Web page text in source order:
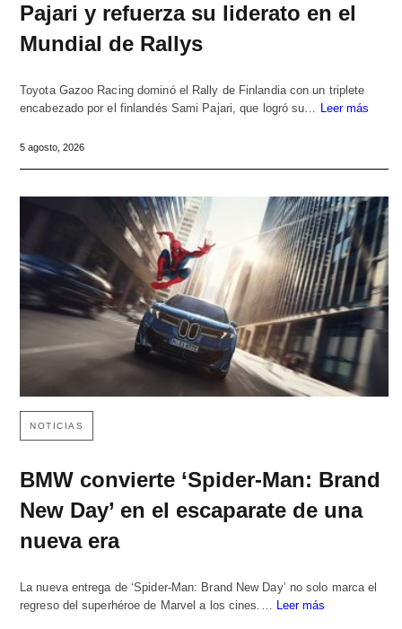
Pajari y refuerza su liderato en el
Mundial de Rallys
Toyota Gazoo Racing dominó el Rally de Finlandia con un triplete
encabezado por el finlandés Sami Pajari, que logró su… Leer más
5 agosto, 2026
NOTICIAS
BMW convierte ‘Spider-Man: Brand
New Day’ en el escaparate de una
nueva era
La nueva entrega de ‘Spider-Man: Brand New Day’ no solo marca el
regreso del superhéroe de Marvel a los cines.… Leer más